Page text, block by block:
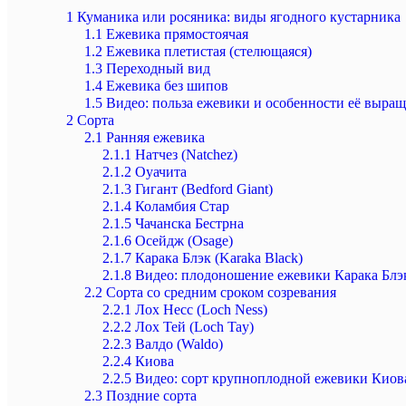
1 Куманика или росяника: виды ягодного кустарника
1.1 Ежевика прямостоячая
1.2 Ежевика плетистая (стелющаяся)
1.3 Переходный вид
1.4 Ежевика без шипов
1.5 Видео: польза ежевики и особенности её
2 Сорта
2.1 Ранняя ежевика
2.1.1 Натчез (Natchez)
2.1.2 Оуачита
2.1.3 Гигант (Bedford Giant)
2.1.4 Коламбия Стар
2.1.5 Чачанска Бестрна
2.1.6 Осейдж (Osage)
2.1.7 Карака Блэк (Karaka Black)
2.1.8 Видео: плодоношение ежевики Карака
2.2 Сорта со средним сроком созревания
2.2.1 Лох Несс (Loch Ness)
2.2.2 Лох Тей (Loch Tay)
2.2.3 Валдо (Waldo)
2.2.4 Киова
2.2.5 Видео: сорт крупноплодной ежевики
2.3 Поздние сорта